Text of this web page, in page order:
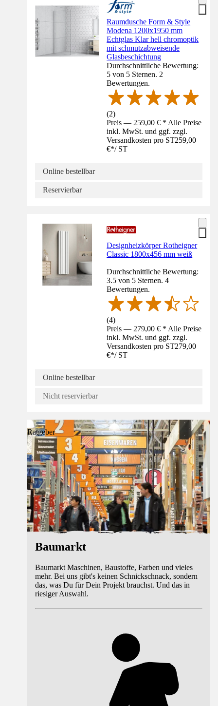
Raumdusche Form & Style
Modena 1200x1950 mm
Echtglas Klar hell chromoptik
mit schmutzabweisende
Glasbeschichtung
Durchschnittliche Bewertung:
5 von 5 Sternen. 2
Bewertungen.
(2)
Preis — 259,00 € * Alle Preise
inkl. MwSt. und ggf. zzgl.
Versandkosten pro ST259,00
€*/ ST
Online bestellbar
Reservierbar
Designheizkörper Rotheigner
Classic 1800x456 mm weiß
Durchschnittliche Bewertung:
3.5 von 5 Sternen. 4
Bewertungen.
(4)
Preis — 279,00 € * Alle Preise
inkl. MwSt. und ggf. zzgl.
Versandkosten pro ST279,00
€*/ ST
Online bestellbar
Nicht reservierbar
Ratgeber
Baumarkt
Baumarkt Maschinen, Baustoffe, Farben und vieles
mehr. Bei uns gibt's keinen Schnickschnack, sondern
das, was Du für Dein Projekt brauchst. Und das in
riesiger Auswahl.